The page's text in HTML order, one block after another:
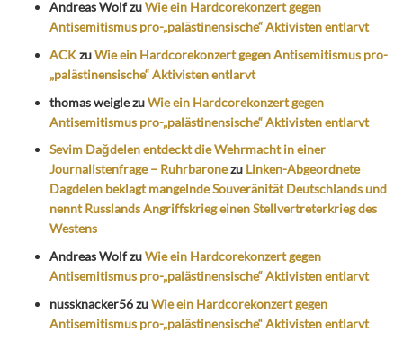
Andreas WolfzuWie ein Hardcorekonzert gegen
Antisemitismus pro-„palästinensische“ Aktivisten entlarvt
ACKzuWie ein Hardcorekonzert gegen Antisemitismus pro-
„palästinensische“ Aktivisten entlarvt
thomas weiglezuWie ein Hardcorekonzert gegen
Antisemitismus pro-„palästinensische“ Aktivisten entlarvt
Sevim Dağdelen entdeckt die Wehrmacht in einer
Journalistenfrage – Ruhrbaronezu Linken-Abgeordnete
Dagdelen beklagt mangelnde Souveränität Deutschlands und
nennt Russlands Angriffskrieg einen Stellvertreterkrieg des
Westens
Andreas WolfzuWie ein Hardcorekonzert gegen
Antisemitismus pro-„palästinensische“ Aktivisten entlarvt
nussknacker56zuWie ein Hardcorekonzert gegen
Antisemitismus pro-„palästinensische“ Aktivisten entlarvt